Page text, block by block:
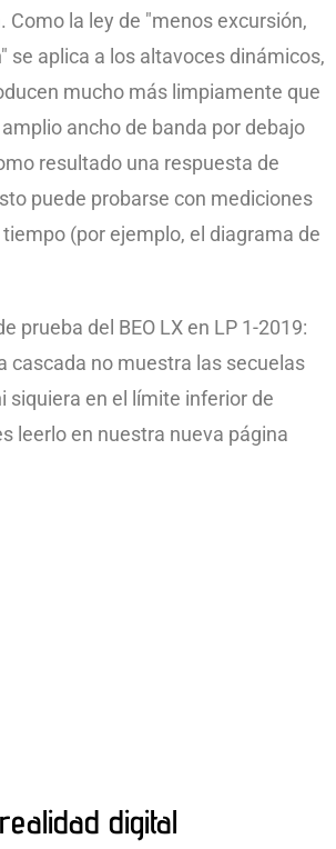
Como la ley de "menos excursión,
se aplica a los altavoces dinámicos,
mucho más limpiamente que
ancho de banda por debajo
resultado una respuesta de
puede probarse con mediciones
(por ejemplo, el diagrama de
prueba del BEO LX en LP 1-2019:
cascada no muestra las secuelas
siquiera en el límite inferior de
leerlo en nuestra nueva página
realidad digital